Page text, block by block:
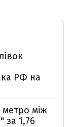
РФ на
метро між
за 1,76